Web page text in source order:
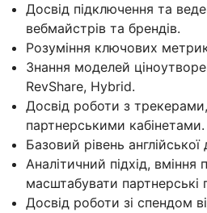
Досвід підключення та
вебмайстрів та брендів.
Розуміння ключових
Знання моделей
RevShare, Hybrid.
Досвід роботи з
партнерськими кабінетами.
Базовий рівень англійської
Аналітичний підхід, вміння
масштабувати партнерські
Досвід роботи зі спендом